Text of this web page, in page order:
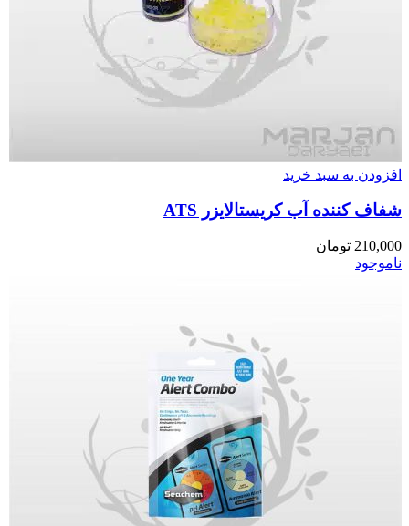
افزودن به سبد خرید
شفاف کننده آب کریستالایزر ATS
210,000 تومان
ناموجود